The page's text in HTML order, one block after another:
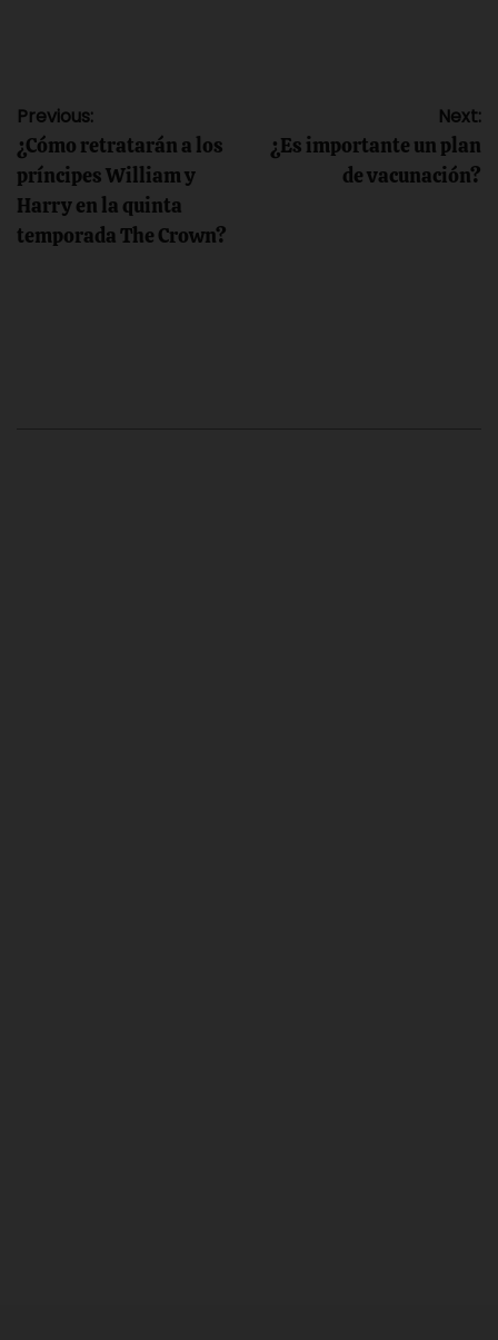
Navegación
de
entradas
Previous:
¿Cómo retratarán a los
príncipes William y
Harry en la quinta
temporada The Crown?
Next:
¿Es importante un plan
de vacunación?